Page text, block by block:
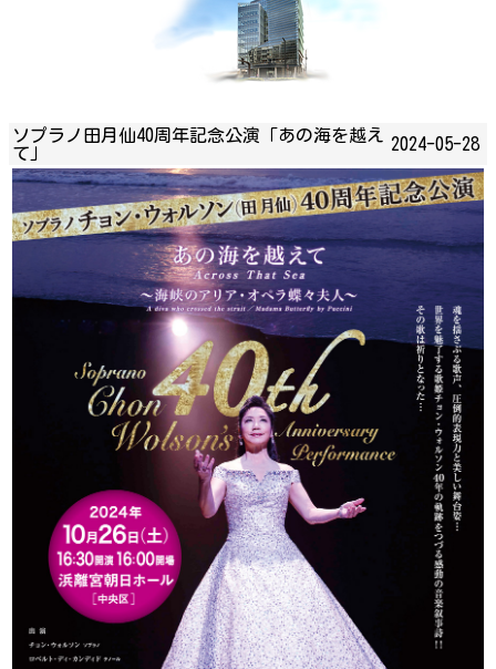
ソプラノ田月仙40周年記念公演「あの海を越え
て」
2024-05-28